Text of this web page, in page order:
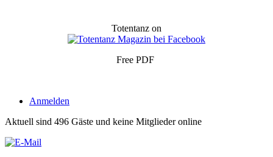
Totentanz on
Free PDF
Anmelden
Aktuell sind 496 Gäste und keine Mitglieder online